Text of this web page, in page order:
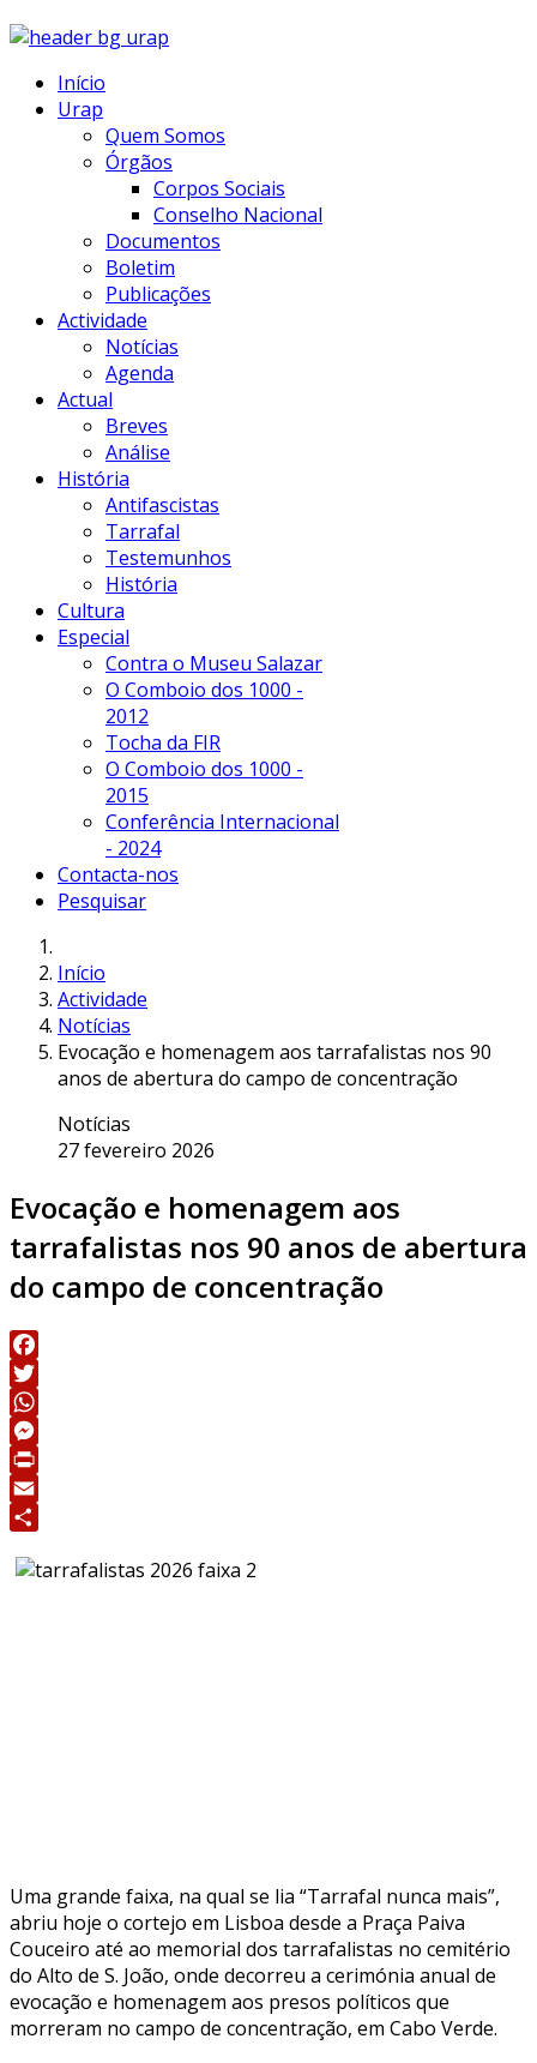
Início
Urap
Quem Somos
Órgãos
Corpos Sociais
Conselho Nacional
Documentos
Boletim
Publicações
Actividade
Notícias
Agenda
Actual
Breves
Análise
História
Antifascistas
Tarrafal
Testemunhos
História
Cultura
Especial
Contra o Museu Salazar
O Comboio dos 1000 -
2012
Tocha da FIR
O Comboio dos 1000 -
2015
Conferência Internacional
- 2024
Contacta-nos
Pesquisar
Início
Actividade
Notícias
Evocação e homenagem aos tarrafalistas nos 90
anos de abertura do campo de concentração
Notícias
27 fevereiro 2026
Evocação e homenagem aos
tarrafalistas nos 90 anos de abertura
do campo de concentração
Facebook
Twitter
WhatsApp
Messenger
Print
Email
Uma grande faixa, na qual se lia “Tarrafal nunca mais”,
abriu hoje o cortejo em Lisboa desde a Praça Paiva
Couceiro até ao memorial dos tarrafalistas no cemitério
do Alto de S. João, onde decorreu a cerimónia anual de
evocação e homenagem aos presos políticos que
morreram no campo de concentração, em Cabo Verde.